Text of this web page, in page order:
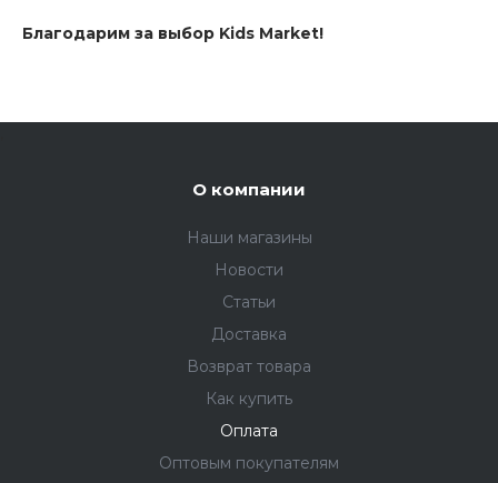
Благодарим за выбор Kids Market!
О компании
Наши магазины
Новости
Статьи
Доставка
Возврат товара
Как купить
Оплата
Оптовым покупателям